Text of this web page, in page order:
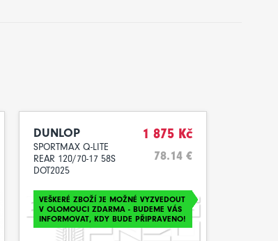
DUNLOP
SPORTMAX Q-LITE
REAR 120/70-17 58S
DOT2025
1 875 Kč
78.14 €
VEŠKERÉ ZBOŽÍ JE MOŽNÉ VYZVEDOUT
V OLOMOUCI ZDARMA - BUDEME VÁS
INFORMOVAT, KDY BUDE PŘIPRAVENO!